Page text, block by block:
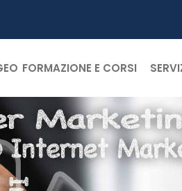
FORMAZIONE E CORSI